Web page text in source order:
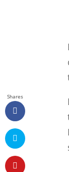
Shares